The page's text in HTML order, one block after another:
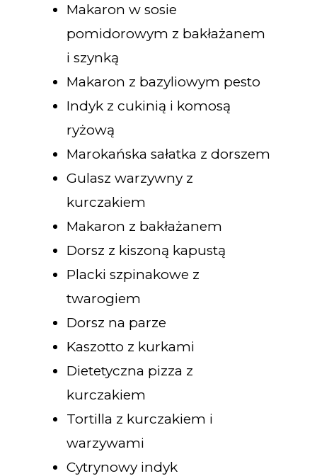
Makaron w sosie
pomidorowym z bakłażanem
i szynką
Makaron z bazyliowym pesto
Indyk z cukinią i komosą
ryżową
Marokańska sałatka z dorszem
Gulasz warzywny z
kurczakiem
Makaron z bakłażanem
Dorsz z kiszoną kapustą
Placki szpinakowe z
twarogiem
Dorsz na parze
Kaszotto z kurkami
Dietetyczna pizza z
kurczakiem
Tortilla z kurczakiem i
warzywami
Cytrynowy indyk